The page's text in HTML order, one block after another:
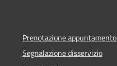
Prenotazione appuntamento
Segnalazione disservizio